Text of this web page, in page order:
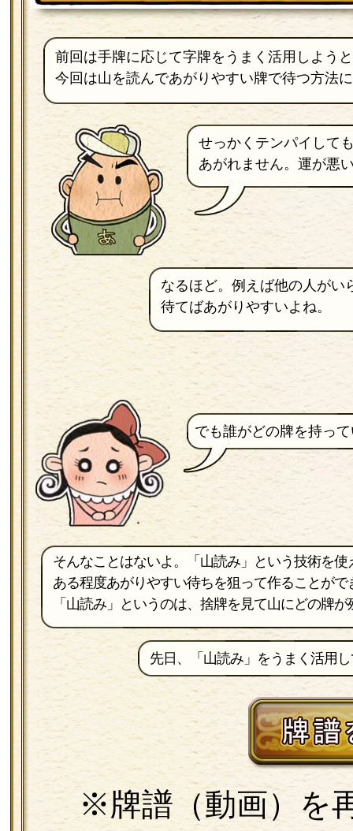
前回は手牌に応じて字牌をうまく活用しよう
今回は山を読んであがりやすい牌で待つ方法
せっかくテンパイして
あがれません。運が悪
なるほど。例えば他の人がい
待てばあがりやすいよね。
でも誰がどの牌を持っ
そんなことはないよ。「山読み」という技術を使
ある程度あがりやすい待ちを狙って作ることがで
「山読み」というのは、捨牌を見て山にどの牌
先日、「山読み」をうまく活用
※牌譜（動画）を